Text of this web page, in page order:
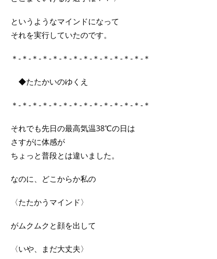
というようなマインドになって
それを実行していたのです。
＊-＊-＊-＊-＊-＊-＊-＊-＊-＊-＊-＊-＊-＊
◆たたかいのゆくえ
＊-＊-＊-＊-＊-＊-＊-＊-＊-＊-＊-＊-＊-＊
それでも先日の最高気温38℃の日は
さすがに体感が
ちょっと普段とは違いました。
なのに、どこからか私の
〈たたかうマインド〉
がムクムクと顔を出して
〈いや、まだ大丈夫〉